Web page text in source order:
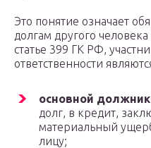
Это понятие означает
долгам другого
статье 399 ГК РФ,
ответственности
основной должник
долг, в кредит,
материальный
лицу;